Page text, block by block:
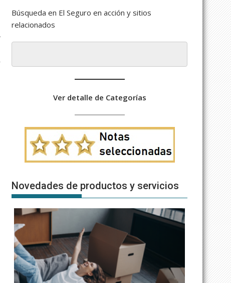
Búsqueda en El Seguro en acción y sitios
relacionados
Ver detalle de Categorías
Novedades de productos y servicios